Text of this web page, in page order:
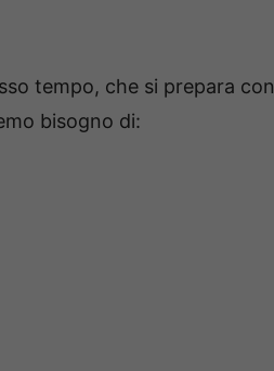
tempo, che si prepara con
bisogno di: